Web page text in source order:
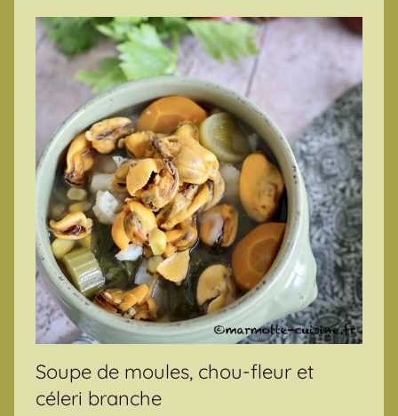
Soupe de moules, chou-fleur et
céleri branche